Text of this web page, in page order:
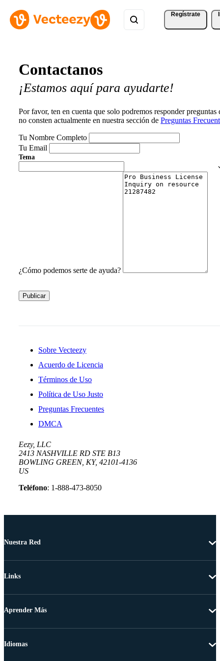
Regístrate
Contactanos
¡Estamos aquí para ayudarte!
Por favor, ten en cuenta que solo podremos responder preguntas
no consten actualmente en nuestra sección de Preguntas
Tu Nombre Completo
Tu Email
Tema
¿Cómo podemos serte de ayuda?
Publicar
Sobre Vecteezy
Acuerdo de Licencia
Términos de Uso
Política de Uso Justo
Preguntas Frecuentes
DMCA
Eezy, LLC
2413 NASHVILLE RD STE B13
BOWLING GREEN, KY, 42101-4136
US
Teléfono: 1-888-473-8050
Nuestra Red
Links
Aprender Más
Idiomas